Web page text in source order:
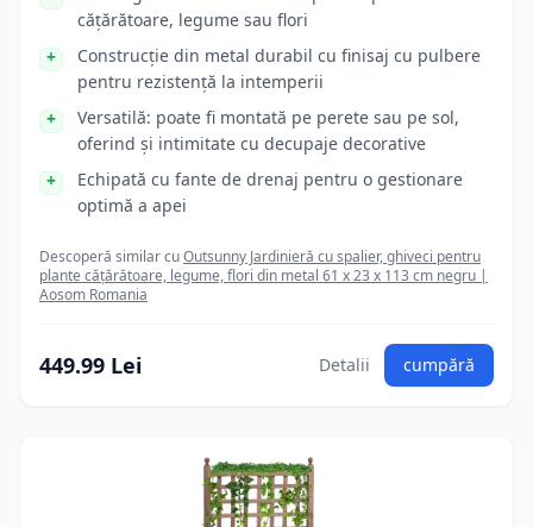
cățărătoare, legume sau flori
Construcție din metal durabil cu finisaj cu pulbere
pentru rezistență la intemperii
Versatilă: poate fi montată pe perete sau pe sol,
oferind și intimitate cu decupaje decorative
Echipată cu fante de drenaj pentru o gestionare
optimă a apei
Descoperă similar cuOutsunny Jardinieră cu spalier, ghiveci pentru
plante cățărătoare, legume, flori din metal 61 x 23 x 113 cm negru |
Aosom Romania
449.99 Lei Detalii cumpără